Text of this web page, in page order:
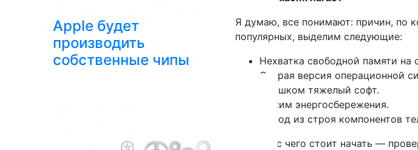
Я думаю, все понимают: причин, по
популярных, выделим следующие:
Нехватка свободной памяти на
Старая версия операционной
Слишком тяжелый софт.
Режим энергосбережения.
Выход из строя компонентов
Первое, с чего стоит начать —
Apple будет
производить
собственные чипы